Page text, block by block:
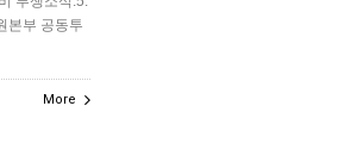
본부 공동투
More